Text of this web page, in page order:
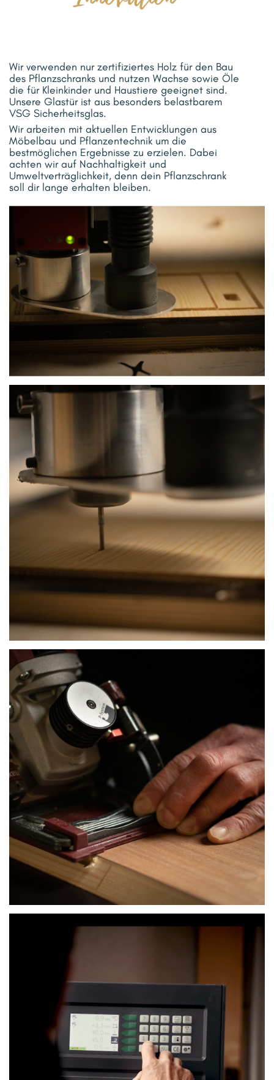
Wir verwenden nur zertifiziertes Holz für den Bau
des Pflanzschranks und nutzen Wachse sowie Öle
die für Kleinkinder und Haustiere geeignet sind.
Unsere Glastür ist aus besonders belastbarem
VSG Sicherheitsglas.
Wir arbeiten mit aktuellen Entwicklungen aus
Möbelbau und Pflanzentechnik um die
bestmöglichen Ergebnisse zu erzielen. Dabei
achten wir auf Nachhaltigkeit und
Umweltverträglichkeit, denn dein Pflanzschrank
soll dir lange erhalten bleiben.